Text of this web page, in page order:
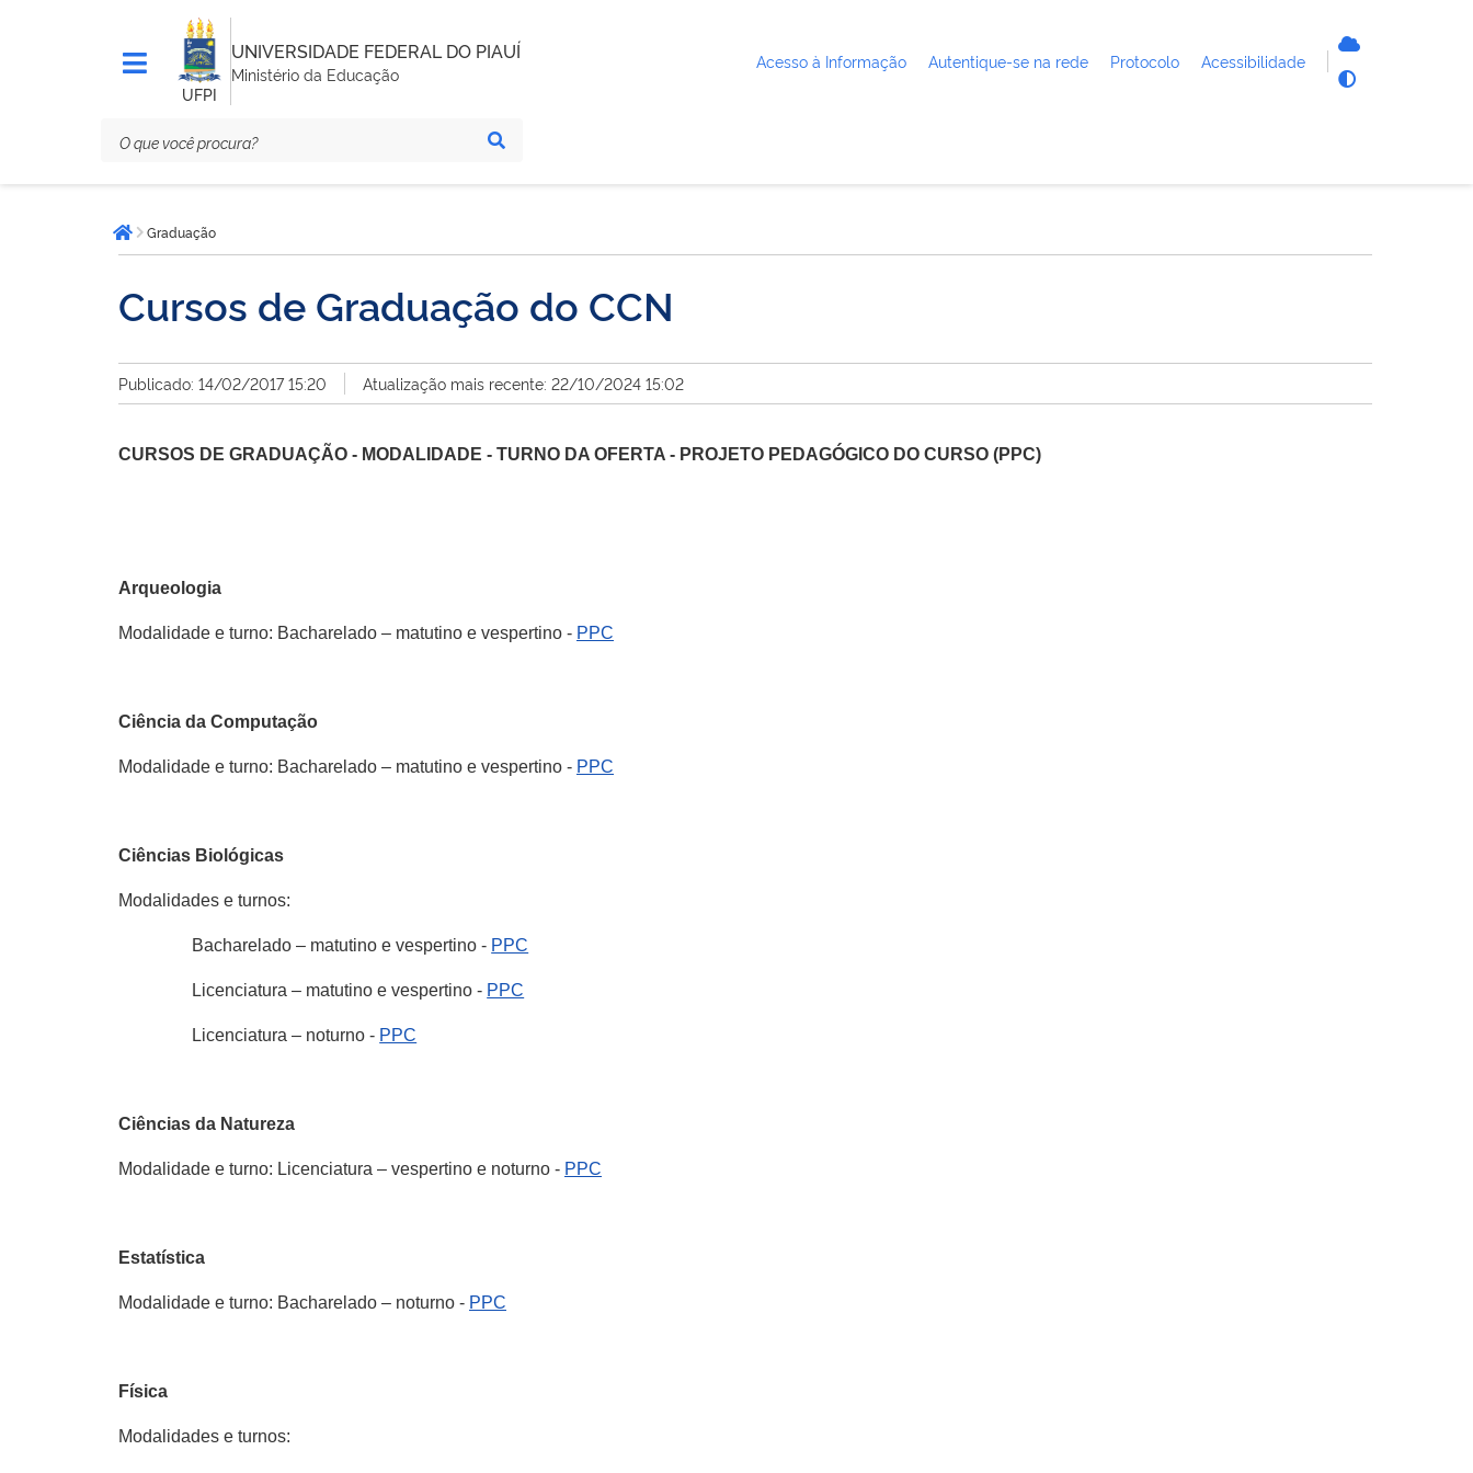
UFPI
UNIVERSIDADE FEDERAL DO PIAUÍ
Ministério da Educação
Acesso à Informação Autentique-se na rede Protocolo Acessibilidade
está
aqui:Página inicial
Graduação
Cursos de Graduação do CCN
Publicado: 14/02/2017 15:20 Atualização mais recente: 22/10/2024 15:02
CURSOS DE GRADUAÇÃO - MODALIDADE - TURNO DA OFERTA - PROJETO PEDAGÓGICO DO CURSO (PPC)
Arqueologia
Modalidade e turno: Bacharelado – matutino e vespertino - PPC
Ciência da Computação
Modalidade e turno: Bacharelado – matutino e vespertino - PPC
Ciências Biológicas
Modalidades e turnos:
Bacharelado – matutino e vespertino - PPC
Licenciatura – matutino e vespertino - PPC
Licenciatura – noturno - PPC
Ciências da Natureza
Modalidade e turno: Licenciatura – vespertino e noturno - PPC
Estatística
Modalidade e turno: Bacharelado – noturno - PPC
Física
Modalidades e turnos: